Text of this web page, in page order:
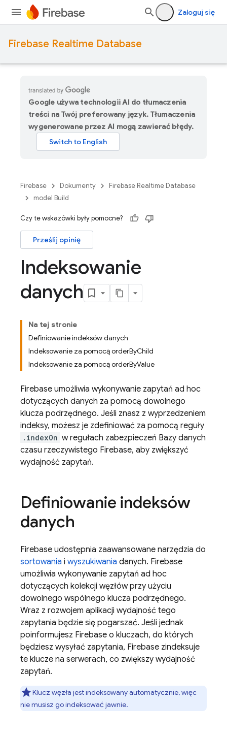
Zaloguj się
Firebase Realtime Database
Google używa technologii AI do tłumaczenia
treści na Twój preferowany język. Tłumaczenia
wygenerowane przez AI mogą zawierać błędy.
Firebase Dokumenty
Firebase Realtime Database
model Build
Czy te wskazówki były pomocne?
Prześlij opinię
Indeksowanie
danych
Na tej stronie
Definiowanie indeksów danych
Indeksowanie za pomocą orderByChild
Indeksowanie za pomocą orderByValue
Firebase umożliwia wykonywanie zapytań ad hoc
dotyczących danych za pomocą dowolnego
klucza podrzędnego. Jeśli znasz z wyprzedzeniem
indeksy, możesz je zdefiniować za pomocą reguły
.indexOn w regułach zabezpieczeń Bazy danych
czasu rzeczywistego Firebase, aby zwiększyć
wydajność zapytań.
Definiowanie indeksów
danych
Firebase udostępnia zaawansowane narzędzia do
sortowania i wyszukiwania danych. Firebase
umożliwia wykonywanie zapytań ad hoc
dotyczących kolekcji węzłów przy użyciu
dowolnego wspólnego klucza podrzędnego.
Wraz z rozwojem aplikacji wydajność tego
zapytania będzie się pogarszać. Jeśli jednak
poinformujesz Firebase o kluczach, do których
będziesz wysyłać zapytania, Firebase zindeksuje
te klucze na serwerach, co zwiększy wydajność
zapytań.
Klucz węzła jest indeksowany automatycznie, więc
nie musisz go indeksować jawnie.